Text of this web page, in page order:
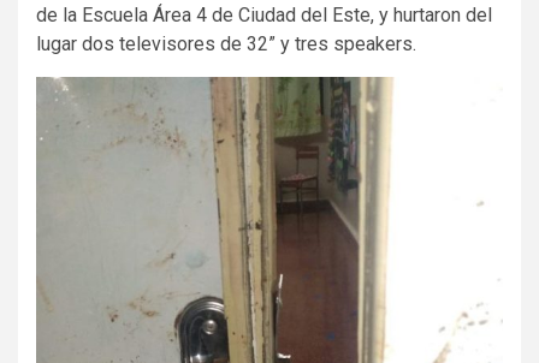
de la Escuela Área 4 de Ciudad del Este, y hurtaron del
lugar dos televisores de 32” y tres speakers.